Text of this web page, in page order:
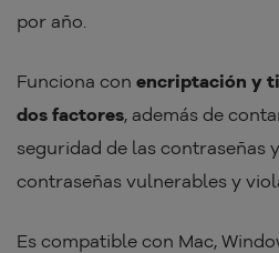
por año.
Funciona con encriptación y
dos factores, además de
seguridad de las contraseñas
contraseñas vulnerables y
Es compatible con Mac,